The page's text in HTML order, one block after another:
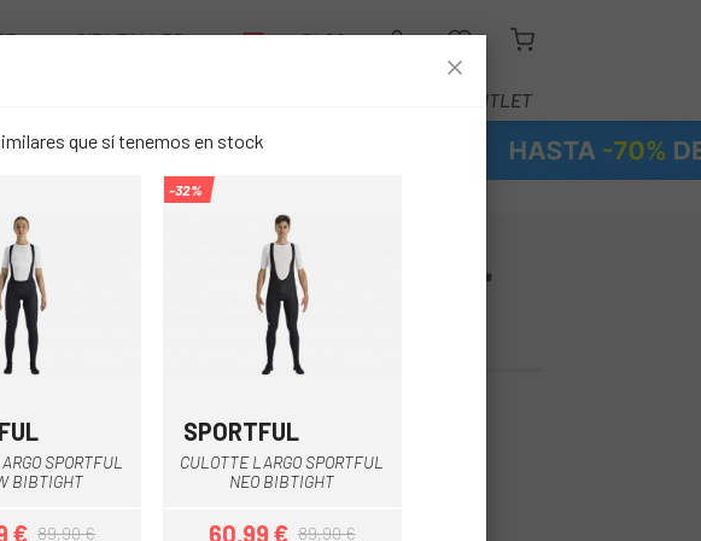
CITA TALLER BLOG
OUTLET
LARGO SPORTFUL
PRO BIBTIGHT
Oscuro
Negro
que sí tenemos en stock
AzulNegro
SPORTFUL
BIBTIGHT
€ 89,90 €
Azul Oscuro
Negro
-32%
SPORTFUL
CULOTTE LARGO SPORTFUL
NEO BIBTIGHT
60,99 € 89,90 €